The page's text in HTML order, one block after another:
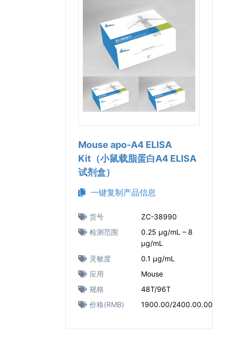
Mouse apo-A4 ELISA
Kit（小鼠载脂蛋白A4 ELISA
试剂盒）
一键复制产品信息
货号
ZC-38990
检测范围
0.25 μg/mL – 8
μg/mL
灵敏度
0.1 μg/mL
应用
Mouse
规格
48T/96T
价格(RMB)
1900.00/2400.00.00